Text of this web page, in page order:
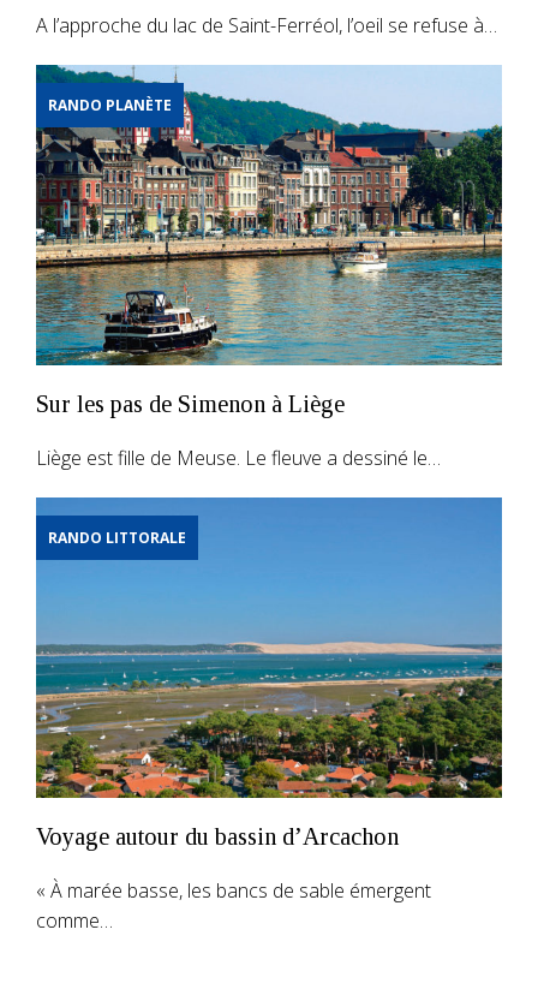
A l’approche du lac de Saint-Ferréol, l’oeil se refuse à…
RANDO PLANÈTE
Sur les pas de Simenon à Liège
Liège est fille de Meuse. Le fleuve a dessiné le…
RANDO LITTORALE
Voyage autour du bassin d’Arcachon
« À marée basse, les bancs de sable émergent
comme…